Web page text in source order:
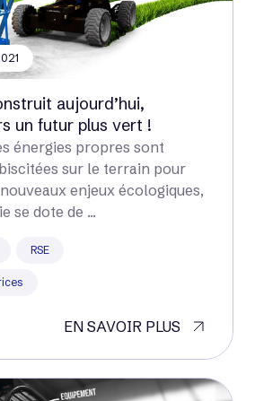
aujourd’hui,
un futur plus vert !
énergies propres sont
sur le terrain pour
enjeux écologiques,
se dote de ...
RSE
EN SAVOIR PLUS